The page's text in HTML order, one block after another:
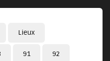
Lieux
91 92